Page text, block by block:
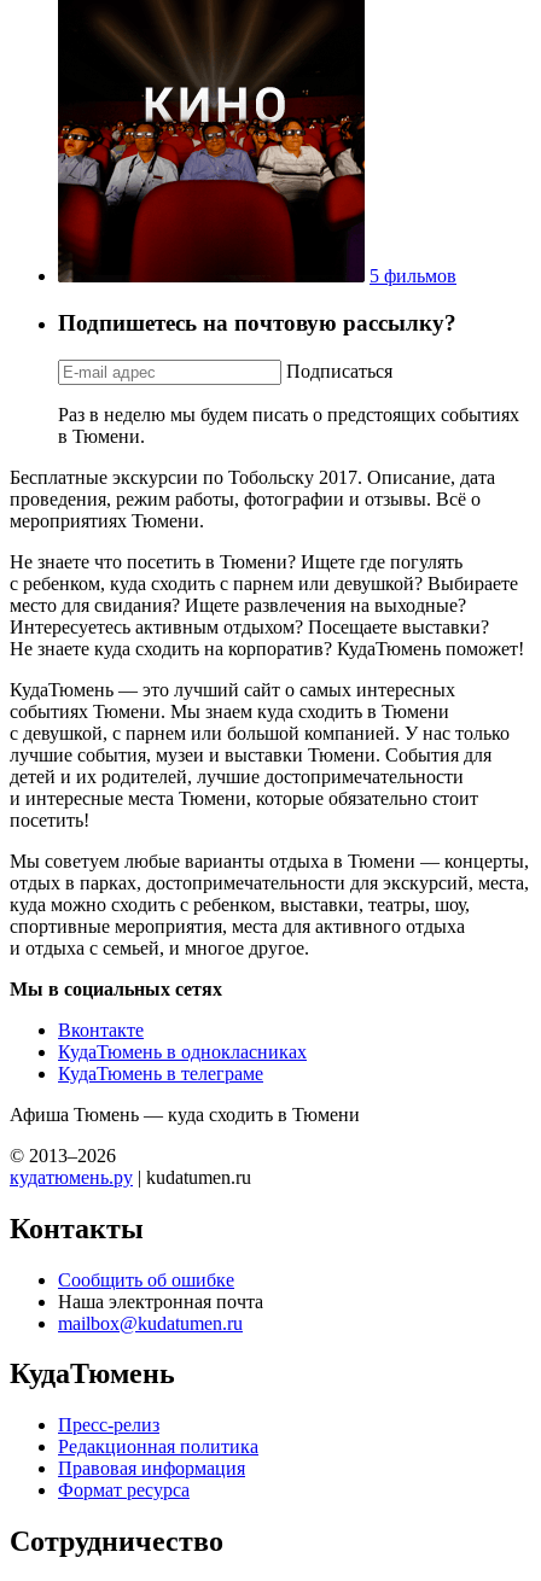
5 фильмов
Подпишетесь на почтовую рассылку?
Подписаться
Раз в неделю мы будем писать о предстоящих событиях
в Тюмени.
Бесплатные экскурсии по Тобольску 2017. Описание, дата
проведения, режим работы, фотографии и отзывы. Всё о
мероприятиях Тюмени.
Не знаете что посетить в Тюмени? Ищете где погулять
с ребенком, куда сходить с парнем или девушкой? Выбираете
место для свидания? Ищете развлечения на выходные?
Интересуетесь активным отдыхом? Посещаете выставки?
Не знаете куда сходить на корпоратив? КудаТюмень поможет!
КудаТюмень — это лучший сайт о самых интересных
событиях Тюмени. Мы знаем куда сходить в Тюмени
с девушкой, с парнем или большой компанией. У нас только
лучшие события, музеи и выставки Тюмени. События для
детей и их родителей, лучшие достопримечательности
и интересные места Тюмени, которые обязательно стоит
посетить!
Мы советуем любые варианты отдыха в Тюмени — концерты,
отдых в парках, достопримечательности для экскурсий, места,
куда можно сходить с ребенком, выставки, театры, шоу,
спортивные мероприятия, места для активного отдыха
и отдыха с семьей, и многое другое.
Мы в социальных сетях
Вконтакте
КудаТюмень в однокласниках
КудаТюмень в телеграме
Афиша Тюмень — куда сходить в Тюмени
© 2013–2026
кудатюмень.ру | kudatumen.ru
Контакты
Сообщить об ошибке
Наша электронная почта
mailbox@kudatumen.ru
КудаТюмень
Пресс-релиз
Редакционная политика
Правовая информация
Формат ресурса
Сотрудничество